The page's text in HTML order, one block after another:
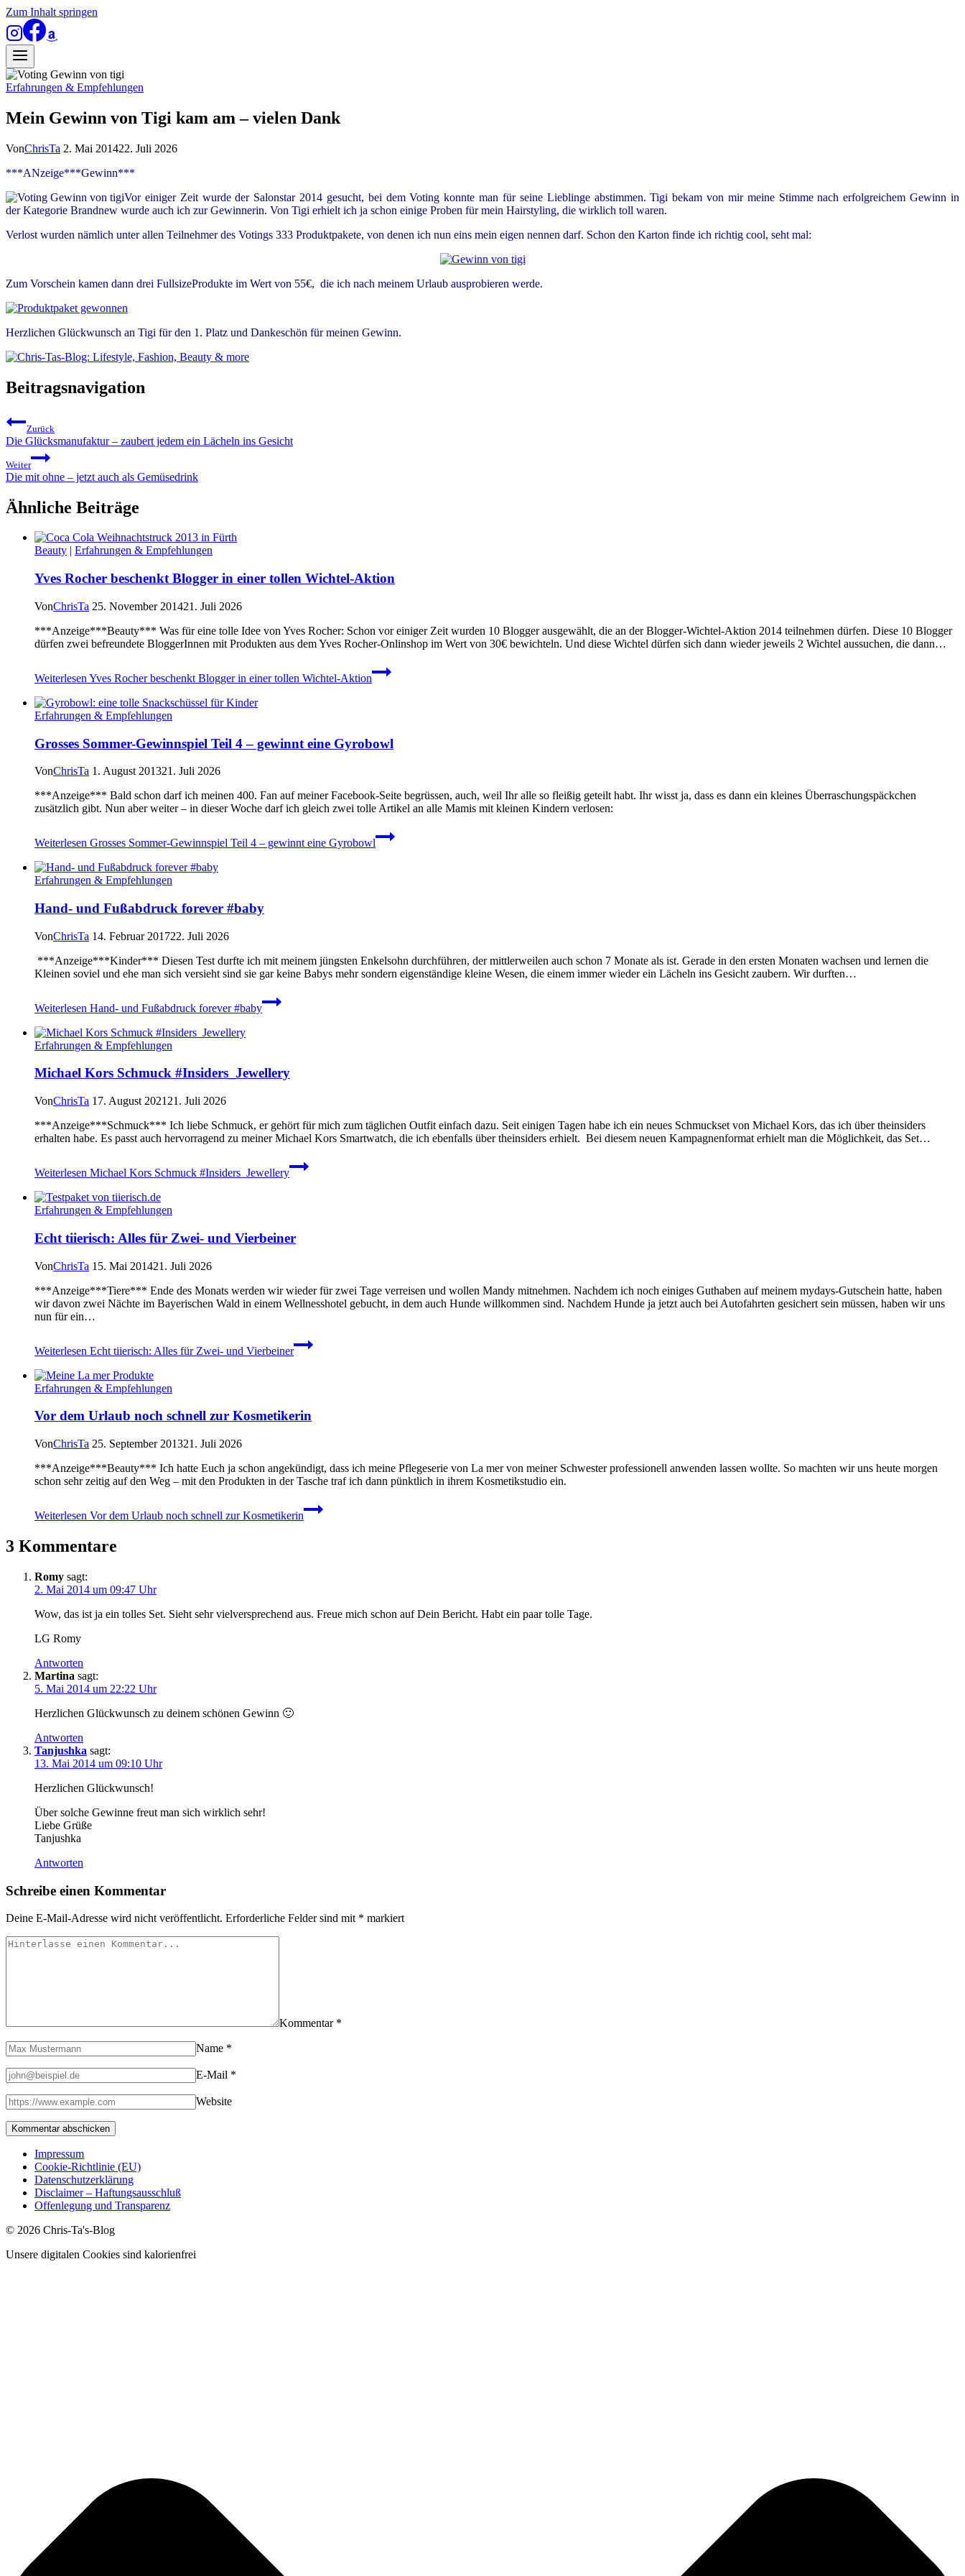
Zum Inhalt springen
Erfahrungen & Empfehlungen
Mein Gewinn von Tigi kam am – vielen Dank
VonChrisTa 2. Mai 201422. Juli 2026
***ANzeige***Gewinn***
Vor einiger Zeit wurde der Salonstar 2014 gesucht, bei dem Voting konnte man für seine Lieblinge abstimmen. Tigi bekam von mir meine Stimme nach erfolgreichem Gewinn in
der Kategorie Brandnew wurde auch ich zur Gewinnerin. Von Tigi erhielt ich ja schon einige Proben für mein Hairstyling, die wirklich toll waren.
Verlost wurden nämlich unter allen Teilnehmer des Votings 333 Produktpakete, von denen ich nun eins mein eigen nennen darf. Schon den Karton finde ich richtig cool, seht mal:
Zum Vorschein kamen dann drei FullsizeProdukte im Wert von 55€, die ich nach meinem Urlaub ausprobieren werde.
Herzlichen Glückwunsch an Tigi für den 1. Platz und Dankeschön für meinen Gewinn.
Beitragsnavigation
Zurück
Die Glücksmanufaktur – zaubert jedem ein Lächeln ins Gesicht
Weiter
Die mit ohne – jetzt auch als Gemüsedrink
Ähnliche Beiträge
Beauty | Erfahrungen & Empfehlungen
Yves Rocher beschenkt Blogger in einer tollen Wichtel-Aktion
VonChrisTa 25. November 201421. Juli 2026
***Anzeige***Beauty*** Was für eine tolle Idee von Yves Rocher: Schon vor einiger Zeit wurden 10 Blogger ausgewählt, die an der Blogger-Wichtel-Aktion 2014 teilnehmen dürfen. Diese 10 Blogger
dürfen zwei befreundete BloggerInnen mit Produkten aus dem Yves Rocher-Onlinshop im Wert von 30€ bewichteln. Und diese Wichtel dürfen sich dann wieder jeweils 2 Wichtel aussuchen, die dann…
Weiterlesen Yves Rocher beschenkt Blogger in einer tollen Wichtel-Aktion
Erfahrungen & Empfehlungen
Grosses Sommer-Gewinnspiel Teil 4 – gewinnt eine Gyrobowl
VonChrisTa 1. August 201321. Juli 2026
***Anzeige*** Bald schon darf ich meinen 400. Fan auf meiner Facebook-Seite begrüssen, auch, weil Ihr alle so fleißig geteilt habt. Ihr wisst ja, dass es dann ein kleines Überraschungspäckchen
zusätzlich gibt. Nun aber weiter – in dieser Woche darf ich gleich zwei tolle Artikel an alle Mamis mit kleinen Kindern verlosen:
Weiterlesen Grosses Sommer-Gewinnspiel Teil 4 – gewinnt eine Gyrobowl
Erfahrungen & Empfehlungen
Hand- und Fußabdruck forever #baby
VonChrisTa 14. Februar 201722. Juli 2026
***Anzeige***Kinder*** Diesen Test durfte ich mit meinem jüngsten Enkelsohn durchführen, der mittlerweilen auch schon 7 Monate als ist. Gerade in den ersten Monaten wachsen und lernen die
Kleinen soviel und ehe man sich versieht sind sie gar keine Babys mehr sondern eigenständige kleine Wesen, die einem immer wieder ein Lächeln ins Gesicht zaubern. Wir durften…
Weiterlesen Hand- und Fußabdruck forever #baby
Erfahrungen & Empfehlungen
Michael Kors Schmuck #Insiders_Jewellery
VonChrisTa 17. August 2021 21. Juli 2026
***Anzeige***Schmuck*** Ich liebe Schmuck, er gehört für mich zum täglichen Outfit einfach dazu. Seit einigen Tagen habe ich ein neues Schmuckset von Michael Kors, das ich über theinsiders
erhalten habe. Es passt auch hervorragend zu meiner Michael Kors Smartwatch, die ich ebenfalls über theinsiders erhielt. Bei diesem neuen Kampagnenformat erhielt man die Möglichkeit, das Set…
Weiterlesen Michael Kors Schmuck #Insiders_Jewellery
Erfahrungen & Empfehlungen
Echt tiierisch: Alles für Zwei- und Vierbeiner
VonChrisTa 15. Mai 201421. Juli 2026
***Anzeige***Tiere*** Ende des Monats werden wir wieder für zwei Tage verreisen und wollen Mandy mitnehmen. Nachdem ich noch einiges Guthaben auf meinem mydays-Gutschein hatte, haben
wir davon zwei Nächte im Bayerischen Wald in einem Wellnesshotel gebucht, in dem auch Hunde willkommen sind. Nachdem Hunde ja jetzt auch bei Autofahrten gesichert sein müssen, haben wir uns
nun für ein…
Weiterlesen Echt tiierisch: Alles für Zwei- und Vierbeiner
Erfahrungen & Empfehlungen
Vor dem Urlaub noch schnell zur Kosmetikerin
VonChrisTa 25. September 201321. Juli 2026
***Anzeige***Beauty*** Ich hatte Euch ja schon angekündigt, dass ich meine Pflegeserie von La mer von meiner Schwester professionell anwenden lassen wollte. So machten wir uns heute morgen
schon sehr zeitig auf den Weg – mit den Produkten in der Tasche traf ich dann pünktlich in ihrem Kosmetikstudio ein.
Weiterlesen Vor dem Urlaub noch schnell zur Kosmetikerin
3 Kommentare
Romy sagt:
2. Mai 2014 um 09:47 Uhr
Wow, das ist ja ein tolles Set. Sieht sehr vielversprechend aus. Freue mich schon auf Dein Bericht. Habt ein paar tolle Tage.
LG Romy
Antworten
Martina sagt:
5. Mai 2014 um 22:22 Uhr
Herzlichen Glückwunsch zu deinem schönen Gewinn 🙂
Antworten
Tanjushka sagt:
13. Mai 2014 um 09:10 Uhr
Herzlichen Glückwunsch!
Über solche Gewinne freut man sich wirklich sehr!
Liebe Grüße
Tanjushka
Antworten
Schreibe einen Kommentar
Deine E-Mail-Adresse wird nicht veröffentlicht. Erforderliche Felder sind mit * markiert
Kommentar *
Name *
E-Mail *
Website
Impressum
Cookie-Richtlinie (EU)
Datenschutzerklärung
Disclaimer – Haftungsausschluß
Offenlegung und Transparenz
© 2026 Chris-Ta's-Blog
Unsere digitalen Cookies sind kalorienfrei